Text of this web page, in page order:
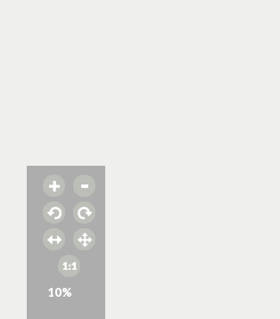
10%